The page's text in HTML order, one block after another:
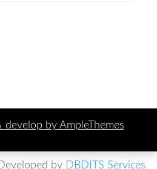
develop by AmpleThemes
by DBDITS Services